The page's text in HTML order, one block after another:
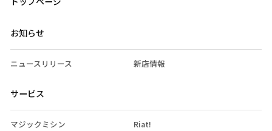
お知らせ
ニュースリリース 新店情報
サービス
マジックミシン
Riat!